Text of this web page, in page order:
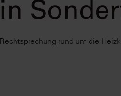
in
Rechtsprechung rund um die